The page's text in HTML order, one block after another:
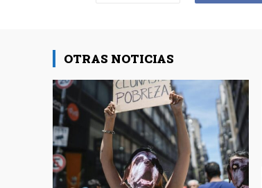
OTRAS NOTICIAS